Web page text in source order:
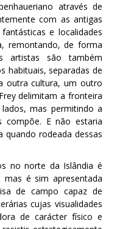
através de
com as antigas
e localidades
remontando, de forma
artistas são também
habituais, separadas de
outra cultura, um outro
delimitam a fronteira
mas permitindo a
compõe. E não estaria
quando rodeada dessas
no norte da Islândia é
é sim apresentada
de campo capaz de
cujas visualidades
de carácter físico e